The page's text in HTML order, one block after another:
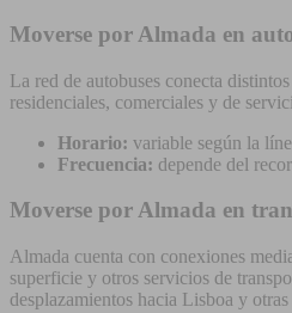
Moverse por Almada en
La red de autobuses conecta
residenciales, comerciales y de
Horario: variable según la
Frecuencia: depende del
Moverse por Almada en
Almada cuenta con conexiones
superficie y otros servicios de
desplazamientos hacia Lisboa y